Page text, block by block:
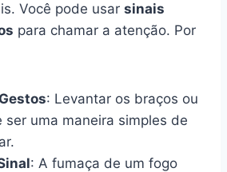
Você pode usar sinais
para chamar a atenção. Por
: Levantar os braços ou
ser uma maneira simples de
: A fumaça de um fogo